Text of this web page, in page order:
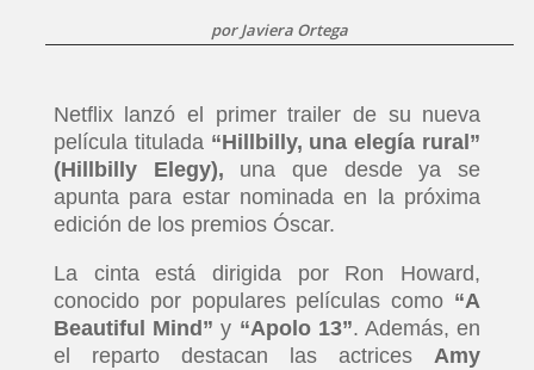
porJaviera Ortega
Netflix lanzó el primer trailer de su nueva
película titulada “Hillbilly, una elegía rural”
(Hillbilly Elegy), una que desde ya se
apunta para estar nominada en la próxima
edición de los premios Óscar.
La cinta está dirigida por Ron Howard,
conocido por populares películas como “A
Beautiful Mind” y “Apolo 13”. Además, en
el reparto destacan las actricesAmy